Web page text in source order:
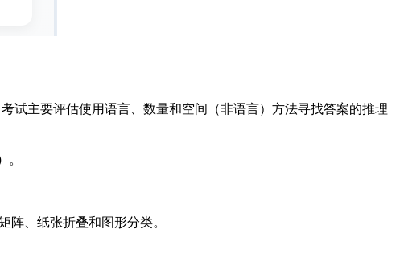
试主要评估使用语言、数量和空间（非语言）方法寻找答案的推理
。
、纸张折叠和图形分类。